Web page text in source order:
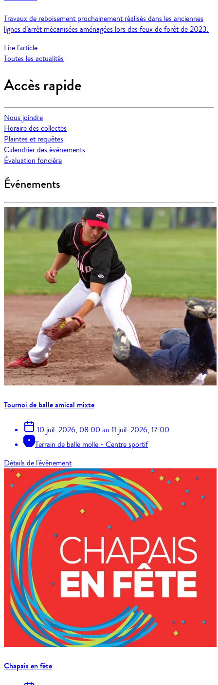
Travaux de reboisement prochainement réalisés dans les anciennes
lignes d’arrêt mécanisées aménagées lors des feux de forêt de 2023.
Lire l'article
Toutes les actualités
Accès rapide
Nous joindre
Horaire des collectes
Plaintes et requêtes
Calendrier des évènements
Évaluation foncière
Événements
Tournoi de balle amical mixte
10 juil. 2026, 08:00 au 11 juil. 2026, 17:00
Terrain de balle molle - Centre sportif
Détails de l'évènement
Chapais en fête